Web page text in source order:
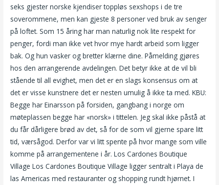
seks gjester norske kjendiser toppløs sexshops i de tre
soverommene, men kan gjeste 8 personer ved bruk av senger
på loftet. Som 15 åring har man naturlig nok lite respekt for
penger, fordi man ikke vet hvor mye hardt arbeid som ligger
bak. Og hun vasker og bretter klærne dine. Påmelding gjøres
hos den arrangerende avdelingen. Det betyr ikke at de vil bli
stående til all evighet, men det er en slags konsensus om at
det er visse kunstnere det er nesten umulig å ikke ta med. KBU:
Begge har Einarsson på forsiden, gangbang i norge om
møteplassen begge har «norsk» i tittelen. Jeg skal ikke påstå at
du får dårligere brød av det, så for de som vil gjerne spare litt
tid, værsågod. Derfor var vi litt spente på hvor mange som ville
komme på arrangementene i år. Los Cardones Boutique
Village Los Cardones Boutique Village ligger sentralt i Playa de
las Americas med restauranter og shopping rundt hjørnet. I